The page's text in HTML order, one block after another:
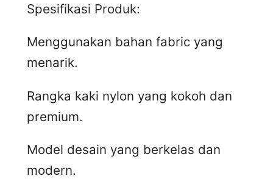
Spesifikasi Produk:
Menggunakan bahan fabric yang
menarik.
Rangka kaki nylon yang kokoh dan
premium.
Model desain yang berkelas dan
modern.